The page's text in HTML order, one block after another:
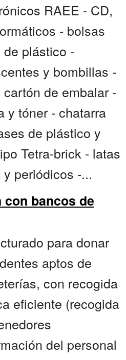
RAEE - CD,
- bolsas
plástico -
y bombillas -
de embalar -
y tóner - chatarra
de plástico y
Tetra-brick - latas
periódicos -...
bancos de
para donar
aptos de
con recogida
eficiente (recogida
del personal